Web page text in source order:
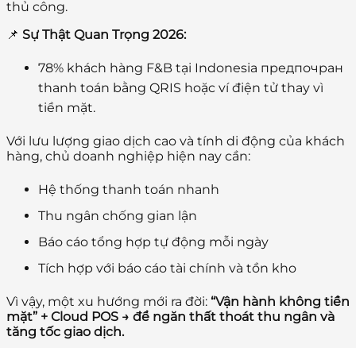
thủ công.
📌 Sự Thật Quan Trọng 2026:
78% khách hàng F&B tại Indonesia предпочран
thanh toán bằng QRIS hoặc ví điện tử thay vì
tiền mặt.
Với lưu lượng giao dịch cao và tính di động của khách
hàng, chủ doanh nghiệp hiện nay cần:
Hệ thống thanh toán nhanh
Thu ngân chống gian lận
Báo cáo tổng hợp tự động mỗi ngày
Tích hợp với báo cáo tài chính và tồn kho
Vì vậy, một xu hướng mới ra đời: “Vận hành không tiền
mặt” + Cloud POS → để ngăn thất thoát thu ngân và
tăng tốc giao dịch.